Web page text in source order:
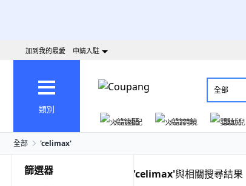
加到我的最愛 申請入駐
類別
全部
火箭速配
火箭跨境 嬰幼兒
全部 'celimax'
篩選器 'celimax'與相關搜尋結果